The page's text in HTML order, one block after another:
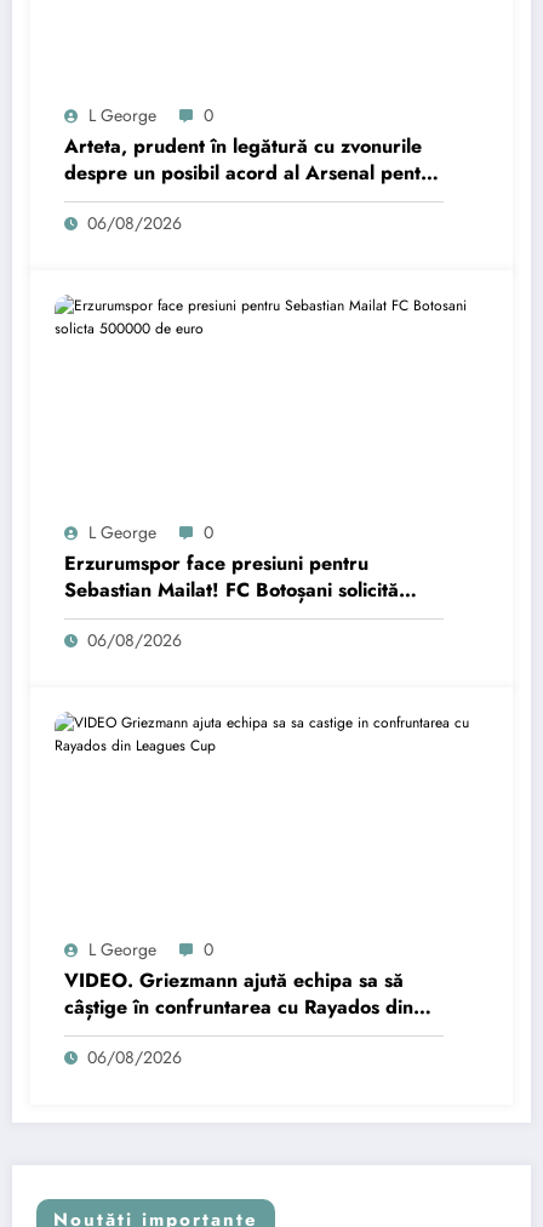
L George 0
Arteta, prudent în legătură cu zvonurile
despre un posibil acord al Arsenal pentru
Bruno Guimaraes
06/08/2026
L George 0
Erzurumspor face presiuni pentru
Sebastian Mailat! FC Botoșani solicită
500.000 de euro.
06/08/2026
L George 0
VIDEO. Griezmann ajută echipa sa să
câștige în confruntarea cu Rayados din
Leagues Cup
06/08/2026
Noutăți importante